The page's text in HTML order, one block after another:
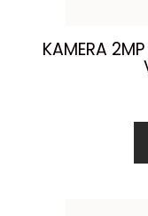
KAMERA